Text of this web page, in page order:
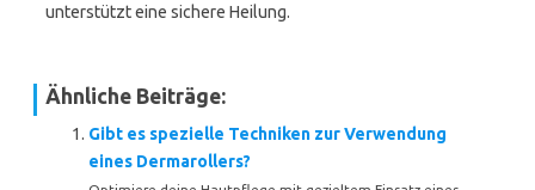
unterstützt eine sichere Heilung.
Ähnliche Beiträge:
Gibt es spezielle Techniken zur Verwendung
eines Dermarollers?